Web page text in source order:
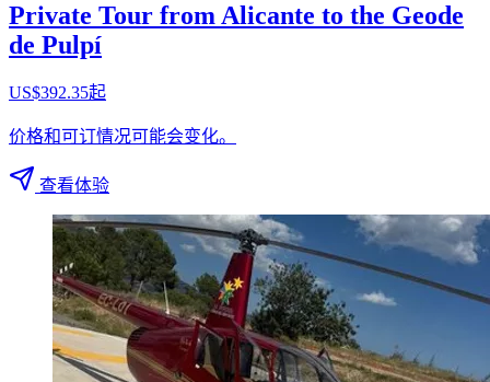
Private Tour from Alicante to the Geode
de Pulpí
US$392.35起
价格和可订情况可能会变化。
查看体验